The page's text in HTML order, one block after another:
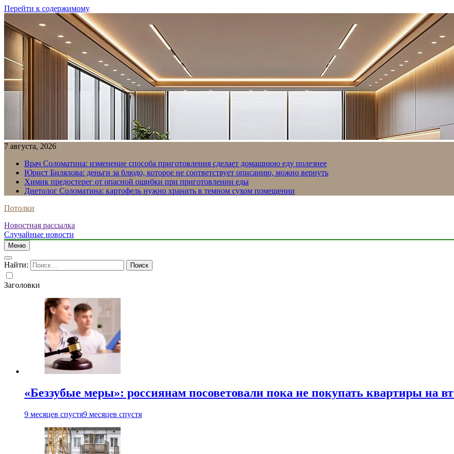
Перейти к содержимому
7 августа, 2026
Врач Соломатина: изменение способа приготовления сделает домашнюю еду полезнее
Юрист Билялова: деньги за блюдо, которое не соответствует описанию, можно вернуть
Химик предостерег от опасной ошибки при приготовлении еды
Диетолог Соломатина: картофель нужно хранить в темном сухом помещении
Потолки
Новостная рассылка
Случайные новости
Меню
Найти:
Заголовки
«Беззубые меры»: россиянам посоветовали пока не покупать квартиры на
9 месяцев спустя9 месяцев спустя